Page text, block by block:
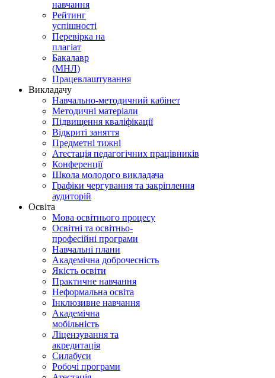
навчання
Рейтинг
успішності
Перевірка на
плагіат
Бакалавр
(МНЛ)
Працевлаштування
Викладачу
Навчально-методичний кабінет
Методичні матеріали
Підвищення кваліфікації
Відкриті заняття
Предметні тижні
Атестація педагогічних працівників
Конференції
Школа молодого викладача
Графіки чергування та закріплення
аудиторій
Освіта
Мова освітнього процесу
Освітні та освітньо-
професійні програми
Навчальні плани
Академічна доброчесність
Якість освіти
Практичне навчання
Неформальна освіта
Інклюзивне навчання
Академічна
мобільність
Ліцензування та
акредитація
Силабуси
Робочі програми